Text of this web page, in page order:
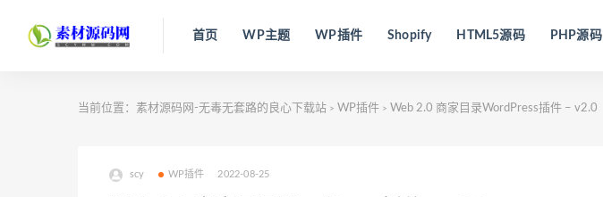
首页 WP主题 WP插件 Shopify HTML5源码 PHP源码
当前位置： 素材源码网-无毒无套路的良心下载站 > WP插件 > Web 2.0 商家目录WordPress插件 – v2.0
scy WP插件 2022-08-25